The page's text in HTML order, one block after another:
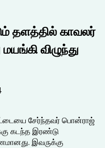
தளத்தில் காவலர்
விழுந்து
சேர்ந்தவர் பொன்ராஜ்
கடந்த இரண்டு
இவருக்கு